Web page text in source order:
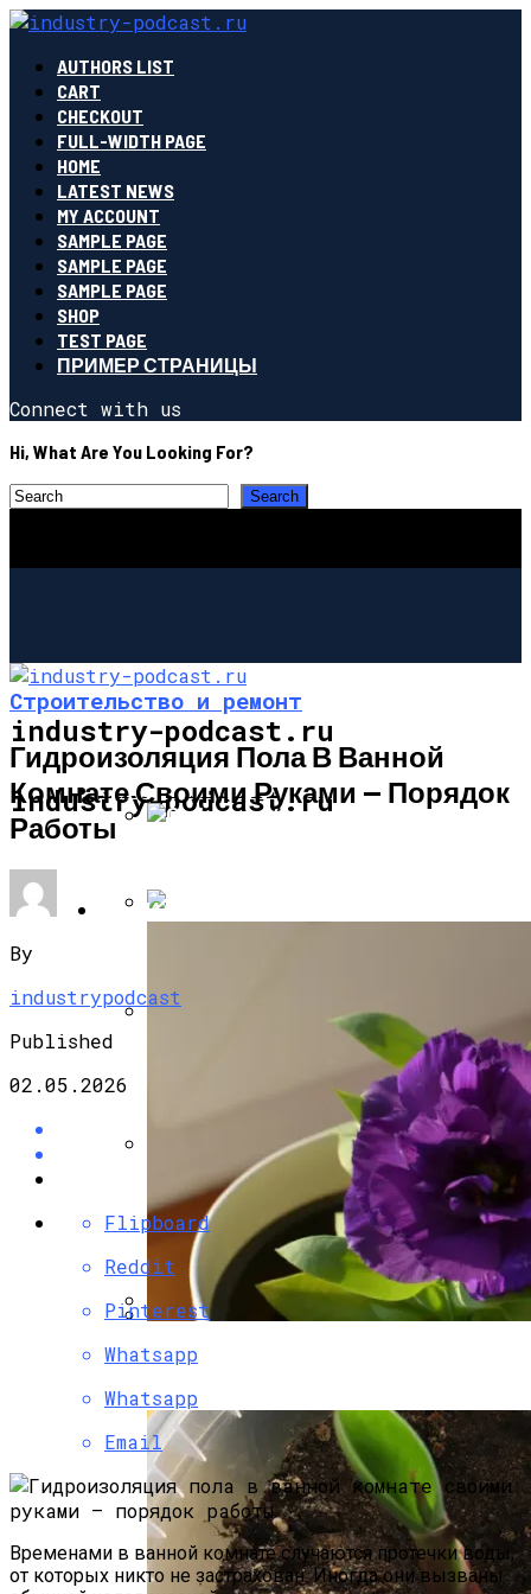
AUTHORS LIST
CART
CHECKOUT
FULL-WIDTH PAGE
HOME
LATEST NEWS
MY ACCOUNT
SAMPLE PAGE
SAMPLE PAGE
SAMPLE PAGE
SHOP
TEST PAGE
ПРИМЕР СТРАНИЦЫ
Connect with us
Hi, What Are You Looking For?
industry-podcast.ru
industry-podcast.ru
СТРОИТЕЛЬСТВО И РЕМОНТ
Садовая Печь-Барбекю Своими
Угловой Камин Из Кирпича: Порядовка,
Советы По Кладке
«лего» Для Ленточного Фундамента
САД И ОГОРОД
Эустома: Выращивание Из Семян В
Строительство и ремонт
Гидроизоляция Пола В Ванной
Комнате Своими Руками — Порядок
Работы
By
industrypodcast
Published
02.05.2026
Flipboard
Reddit
Pinterest
Whatsapp
Whatsapp
Email
Временами в ванной комнате случаются протечки воды,
от которых никто не застрахован. Иногда они вызваны